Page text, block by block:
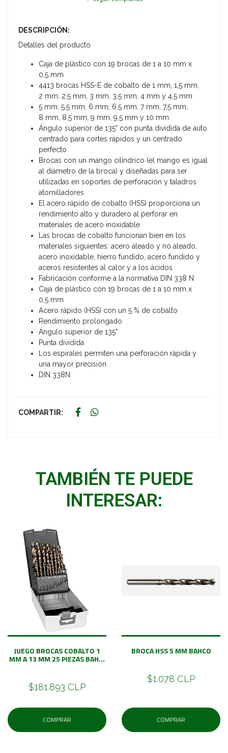
DESCRIPCIÓN:
Detalles del producto
Caja de plástico con 19 brocas de 1 a 10 mm x
0,5 mm
4413 brocas HSS-E de cobalto de 1 mm, 1,5 mm,
2 mm, 2,5 mm, 3 mm, 3,5 mm, 4 mm y 4,5 mm
5 mm, 5,5 mm, 6 mm, 6,5 mm, 7 mm, 7,5 mm,
8 mm, 8,5 mm, 9 mm, 9,5 mm y 10 mm
Ángulo superior de 135° con punta dividida de auto
centrado para cortes rápidos y un centrado
perfecto
Brocas con un mango cilíndrico (el mango es igual
al diámetro de la broca) y diseñadas para ser
utilizadas en soportes de perforación y taladros
atornilladores
El acero rápido de cobalto (HSS) proporciona un
rendimiento alto y duradero al perforar en
materiales de acero inoxidable
Las brocas de cobalto funcionan bien en los
materiales siguientes: acero aleado y no aleado,
acero inoxidable, hierro fundido, acero fundido y
aceros resistentes al calor y a los ácidos
Fabricación conforme a la normativa DIN 338 N
Caja de plástico con 19 brocas de 1 a 10 mm x
0,5 mm
Acero rápido (HSS) con un 5 % de cobalto
Rendimiento prolongado
Ángulo superior de 135°
Punta dividida
Los espirales permiten una perforación rápida y
una mayor precisión
DIN 338N
COMPARTIR:
TAMBIÉN TE PUEDE
INTERESAR:
JUEGO BROCAS COBALTO 1
MM A 13 MM 25 PIEZAS BAH...
$181.893 CLP
COMPRAR
BROCA HSS 5 MM BAHCO
$1.078 CLP
COMPRAR